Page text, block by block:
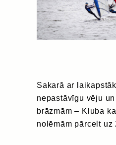
Sakarā ar
nepastāvīgu vēju
brāzmām – Kluba
nolēmām pārcelt uz